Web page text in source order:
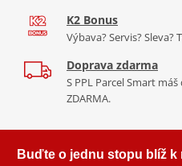
Řada SRX
Nejpoužívanější řetězy prakticky
každou motorku, včetně
kroužek, ZST technologii. Dělá se
K2 Bonus
Výbava? Servis?
Doprava zdarma
S PPL Parcel Smart
ZDARMA.
Buďte o jednu stopu blíž k